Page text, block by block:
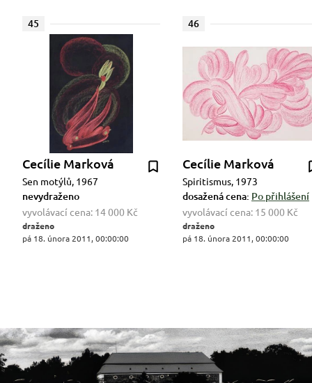
45
Cecílie Marková
Sen motýlů, 1967
nevydraženo
vyvolávací cena: 14 000 Kč
draženo
pá 18. února 2011, 00:00:00
46
Cecílie Marková
Spiritismus, 1973
dosažená cena: Po přihlášení
vyvolávací cena: 15 000 Kč
draženo
pá 18. února 2011, 00:00:00